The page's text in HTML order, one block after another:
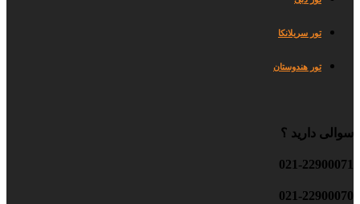
تور سریلانکا
تور هندوستان
سوالی دارید ؟
021-22900071
021-22900070